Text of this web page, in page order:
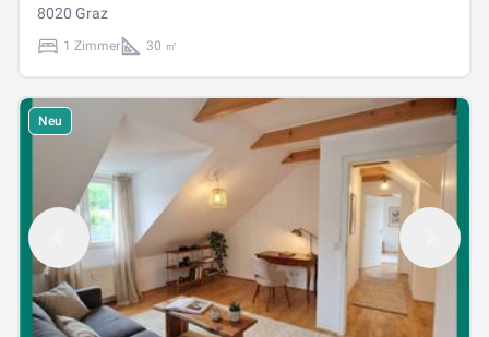
renovieren und Geld sparen!
8020 Graz
1 Zimmer 30 ㎡
Neu